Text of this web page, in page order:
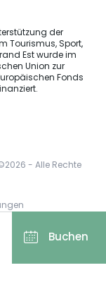
Buchen
der
Tourismus, Sport,
Est wurde im
Union zur
Fonds
- Alle Rechte